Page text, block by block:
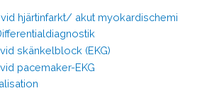
hjärtinfarkt/ akut myokardischemi
skänkelblock (EKG)
pacemaker-EKG